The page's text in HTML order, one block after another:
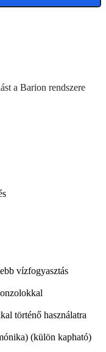
a Barion rendszere
vízfogyasztás
történő használatra
(külön kapható)